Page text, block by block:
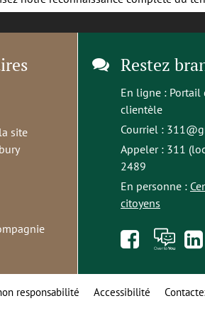
site
Restez
En ligne : Portail
clientèle
Courriel :
Appeler : 311
2489
En personne :
citoyens
Like
us
on
À
toi
la
responsabilité Accessibilité